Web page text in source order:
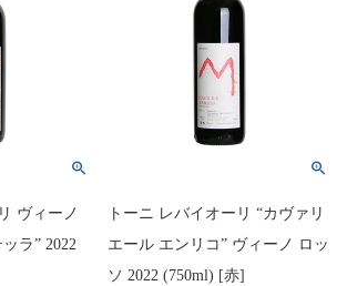
ヴィーノ
ラ” 2022
トーニ レバイオーリ “カヴァリ
エール エンリコ” ヴィーノ ロッ
ソ 2022 (750ml) [赤]